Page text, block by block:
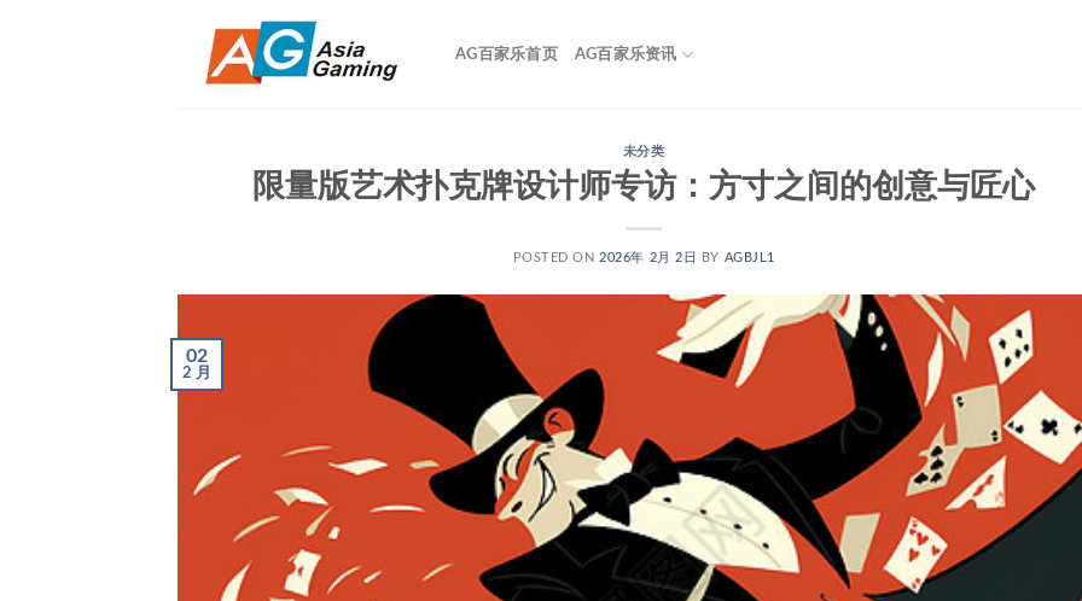
AG百家乐首页 AG百家乐资讯
未分类
限量版艺术扑克牌设计师专访：方寸之间的创意与匠心
POSTED ON 2026年 2月 2日 BY AGBJL1
02
2 月